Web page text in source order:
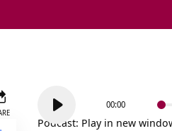
Player
00:00
Podcast: Play in new